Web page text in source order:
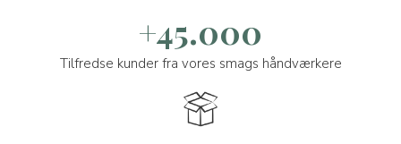
+45.000
Tilfredse kunder fra vores smags håndværkere